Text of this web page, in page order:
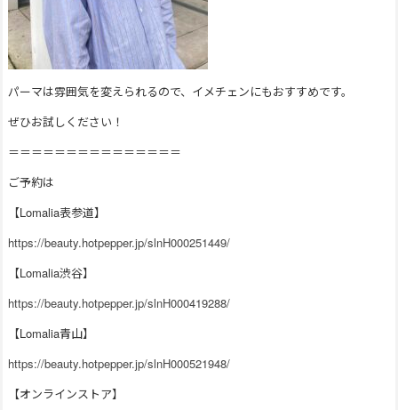
パーマは雰囲気を変えられるので、イメチェンにもおすすめです。
ぜひお試しください！
＝＝＝＝＝＝＝＝＝＝＝＝＝＝＝
ご予約は
【Lomalia表参道】
https://beauty.hotpepper.jp/slnH000251449/
【Lomalia渋谷】
https://beauty.hotpepper.jp/slnH000419288/
【Lomalia青山】
https://beauty.hotpepper.jp/slnH000521948/
【オンラインストア】